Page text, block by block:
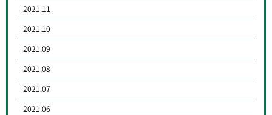
2021.11
2021.10
2021.09
2021.08
2021.07
2021.06